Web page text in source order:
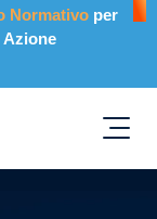
Normativoper
Azione